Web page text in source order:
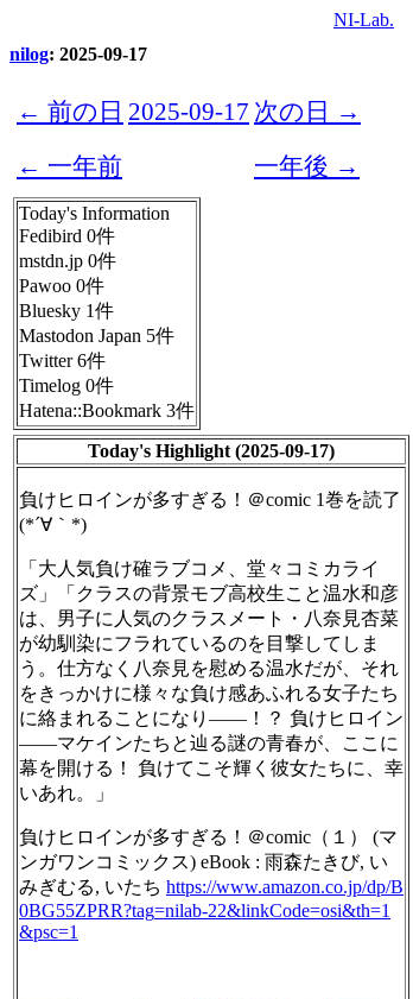
NI-Lab.
nilog: 2025-09-17
← 前の日 2025-09-17 次の日 →
← 一年前
一年後 →
Today's Information
Fedibird 0件
mstdn.jp 0件
Pawoo 0件
Bluesky 1件
Mastodon Japan 5件
Twitter 6件
Timelog 0件
Hatena::Bookmark 3件
Today's Highlight (2025-09-17)
負けヒロインが多すぎる！＠comic 1巻を読了
(*´∀｀*)
「大人気負け確ラブコメ、堂々コミカライ
ズ」「クラスの背景モブ高校生こと温水和彦
は、男子に人気のクラスメート・八奈見杏菜
が幼馴染にフラれているのを目撃してしま
う。仕方なく八奈見を慰める温水だが、それ
をきっかけに様々な負け感あふれる女子たち
に絡まれることになり――！？ 負けヒロイン
――マケインたちと辿る謎の青春が、ここに
幕を開ける！ 負けてこそ輝く彼女たちに、幸
いあれ。」
負けヒロインが多すぎる！＠comic（１） (マ
ンガワンコミックス) eBook : 雨森たきび, い
みぎむる, いたち https://www.amazon.co.jp/dp/B
0BG55ZPRR?tag=nilab-22&linkCode=osi&th=1
&psc=1